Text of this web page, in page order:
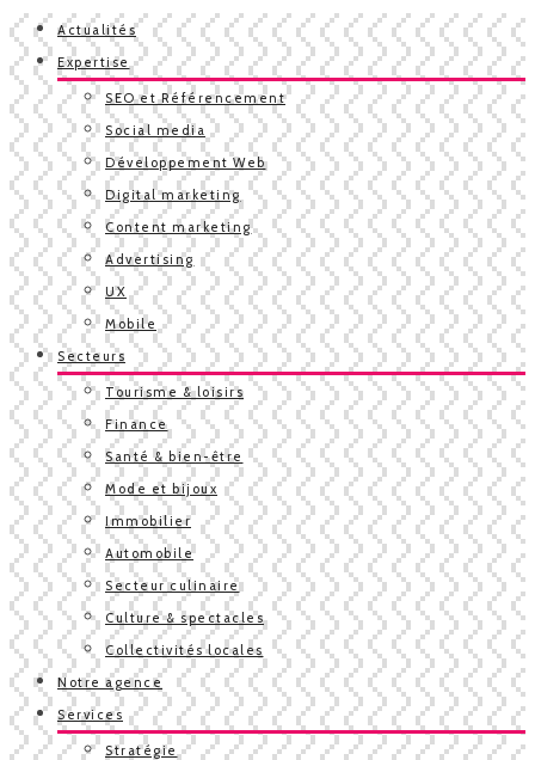
Actualités
Expertise
SEO et Référencement
Social media
Développement Web
Digital marketing
Content marketing
Advertising
UX
Mobile
Secteurs
Tourisme & loisirs
Finance
Santé & bien-être
Mode et bijoux
Immobilier
Automobile
Secteur culinaire
Culture & spectacles
Collectivités locales
Notre agence
Services
Stratégie